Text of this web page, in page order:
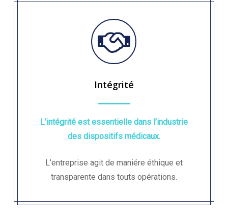
Intégrité
L’intégrité est essentielle dans l’industrie
des dispositifs médicaux.
L’entreprise agit de maniére éthique et
transparente dans touts opérations.